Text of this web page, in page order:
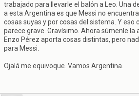
trabajado para llevarle el balón a Leo. Una
a esta Argentina es que Messi no
cosas suyas y por cosas del sistema. Y eso
parece grave. Gravísimo. Ahora súmenle la
Enzo Pérez aporta cosas distintas, pero
para Messi.
Ojalá me equivoque. Vamos Argentina.